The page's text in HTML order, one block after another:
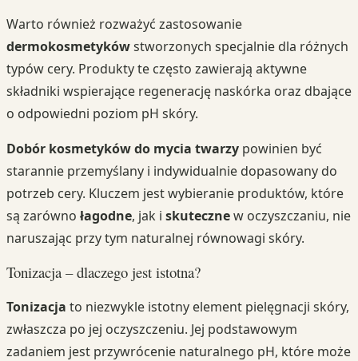
Warto również rozważyć zastosowanie
dermokosmetykówstworzonych specjalnie dla różnych
typów cery. Produkty te często zawierają aktywne
składniki wspierające regenerację naskórka oraz dbające
o odpowiedni poziom pH skóry.
Dobór kosmetyków do mycia twarzy powinien być
starannie przemyślany i indywidualnie dopasowany do
potrzeb cery. Kluczem jest wybieranie produktów, które
są zarówno łagodne, jak i skutecznew oczyszczaniu, nie
naruszając przy tym naturalnej równowagi skóry.
Tonizacja – dlaczego jest istotna?
Tonizacja to niezwykle istotny element pielęgnacji skóry,
zwłaszcza po jej oczyszczeniu. Jej podstawowym
zadaniem jest przywrócenie naturalnego pH, które może